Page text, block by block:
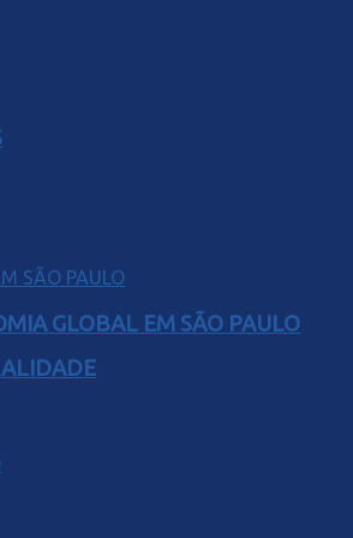
GLOBAL EM SÃO PAULO